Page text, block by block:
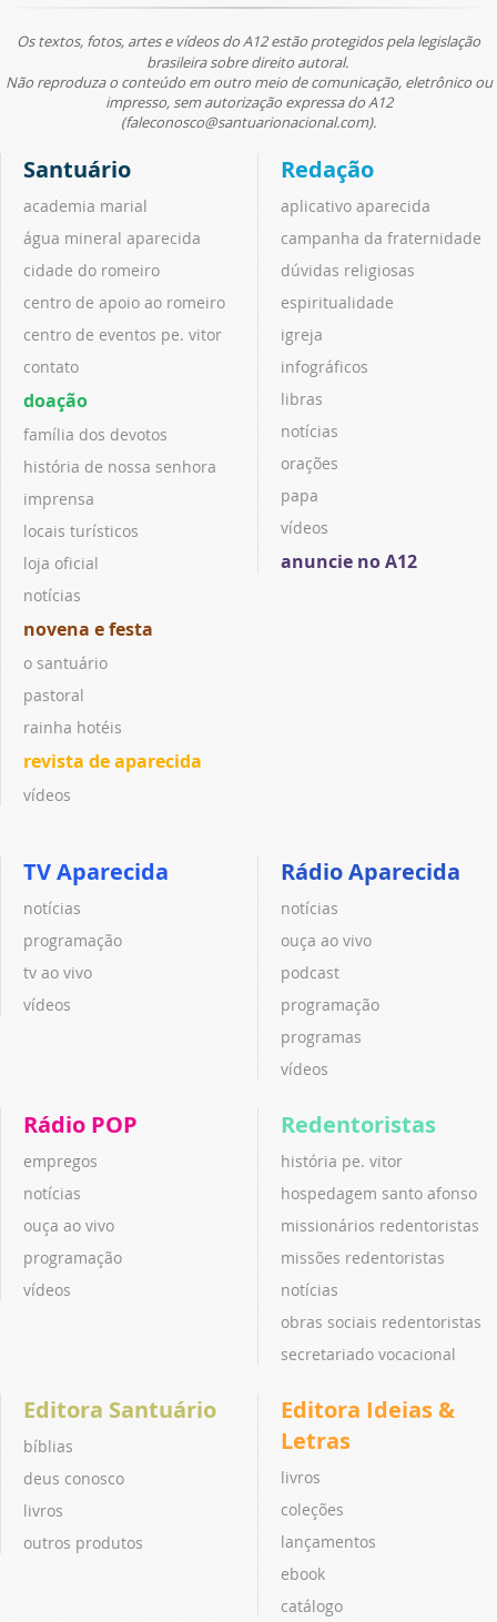
Os textos, fotos, artes e vídeos do A12 estão protegidos pela legislação
brasileira sobre direito autoral.
Não reproduza o conteúdo em outro meio de comunicação, eletrônico ou
impresso, sem autorização expressa do A12
(faleconosco@santuarionacional.com).
Santuário
academia marial
água mineral aparecida
cidade do romeiro
centro de apoio ao romeiro
centro de eventos pe. vitor
contato
doação
família dos devotos
história de nossa senhora
imprensa
locais turísticos
loja oficial
notícias
novena e festa
o santuário
pastoral
rainha hotéis
revista de aparecida
vídeos
Redação
aplicativo aparecida
campanha da fraternidade
dúvidas religiosas
espiritualidade
igreja
infográficos
libras
notícias
orações
papa
vídeos
anuncie no A12
TV Aparecida
notícias
programação
tv ao vivo
vídeos
Rádio Aparecida
notícias
ouça ao vivo
podcast
programação
programas
vídeos
Rádio POP
empregos
notícias
ouça ao vivo
programação
vídeos
Redentoristas
história pe. vitor
hospedagem santo afonso
missionários redentoristas
missões redentoristas
notícias
obras sociais redentoristas
secretariado vocacional
Editora Santuário
bíblias
deus conosco
livros
outros produtos
Editora Ideias &
Letras
livros
coleções
lançamentos
ebook
catálogo